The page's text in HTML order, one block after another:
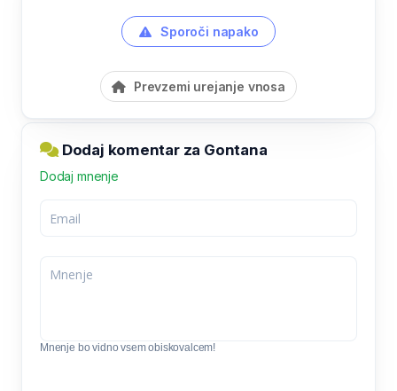
Sporoči napako
Prevzemi urejanje vnosa
Dodaj komentar za Gontana
Dodaj mnenje
Mnenje bo vidno vsem obiskovalcem!